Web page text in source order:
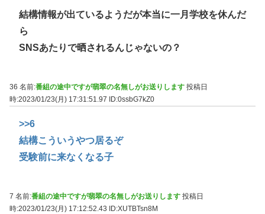
結構情報が出ているようだが本当に一月学校を休んだ
ら
SNSあたりで晒されるんじゃないの？
36 名前:番組の途中ですが翡翠の名無しがお送りします 投稿日
時:2023/01/23(月) 17:31:51.97
ID:0ssbG7kZ0
>>6
結構こういうやつ居るぞ
受験前に来なくなる子
7 名前:番組の途中ですが翡翠の名無しがお送りします 投稿日
時:2023/01/23(月) 17:12:52.43 ID:XUTBTsn8M